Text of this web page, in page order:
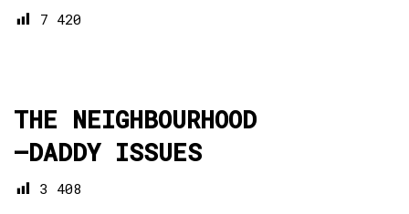
7 420
THE NEIGHBOURHOOD
—DADDY ISSUES
3 408